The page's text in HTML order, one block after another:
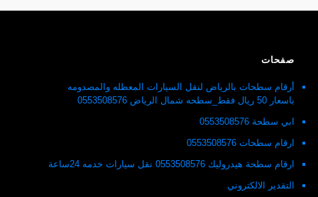
صفحات
أرقام سطحات بالرياض لنقل السيارات المعطله والمصدومه
باسعار 50 ريال فقط_سطحه شمال الرياض 0553508576
ابي سطحة 0553508576
ارقام سطحات 0553508576
ارقام سطحة هيدروليك 0553508576 نقل سيارات خدمه 24ساعة
التقدير الالكتروني